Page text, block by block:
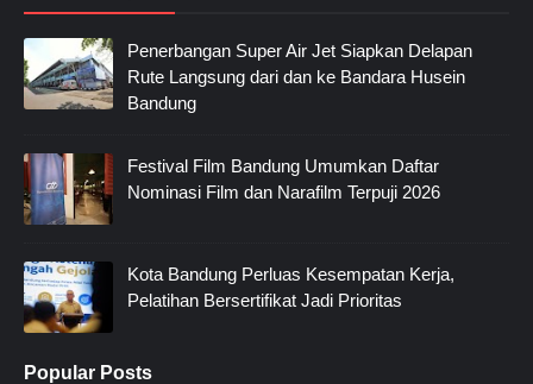
Penerbangan Super Air Jet Siapkan Delapan
Rute Langsung dari dan ke Bandara Husein
Bandung
Festival Film Bandung Umumkan Daftar
Nominasi Film dan Narafilm Terpuji 2026
Kota Bandung Perluas Kesempatan Kerja,
Pelatihan Bersertifikat Jadi Prioritas
Popular Posts